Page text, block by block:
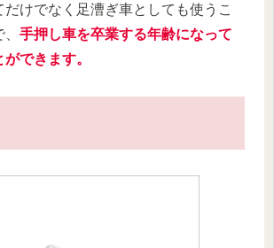
けでなく足漕ぎ車としても使うこ
手押し車を卒業する年齢になって
できます。